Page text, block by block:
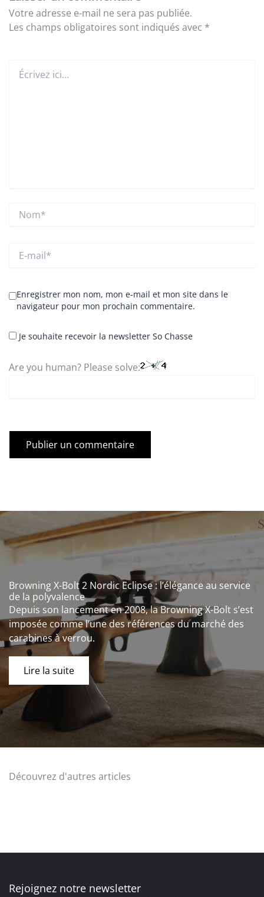
Votre adresse e-mail ne sera pas publiée.
Les champs obligatoires sont indiqués avec *
ici…
mail*
Enregistrer mon nom, mon e-mail et mon site dans le
navigateur pour mon prochain commentaire.
Je souhaite recevoir la newsletter So Chasse
Are you human? Please solve:
Browning X-Bolt 2 Nordic Eclipse : l’élégance au service
de la polyvalence
Depuis son lancement en 2008, la Browning X-Bolt s’est
imposée comme l’une des références du marché des
carabines à verrou.
Lire la suite
Découvrez d'autres articles
Rejoignez notre newsletter